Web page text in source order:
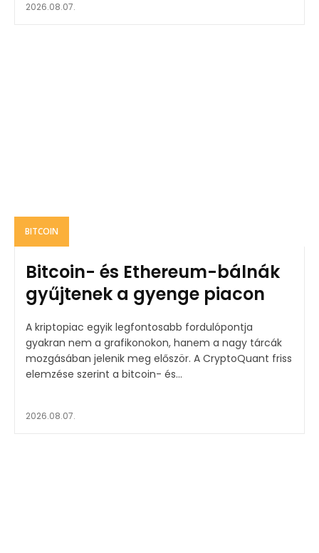
2026.08.07.
BITCOIN
Bitcoin- és Ethereum-bálnák
gyűjtenek a gyenge piacon
A kriptopiac egyik legfontosabb fordulópontja
gyakran nem a grafikonokon, hanem a nagy tárcák
mozgásában jelenik meg először. A CryptoQuant friss
elemzése szerint a bitcoin- és...
2026.08.07.